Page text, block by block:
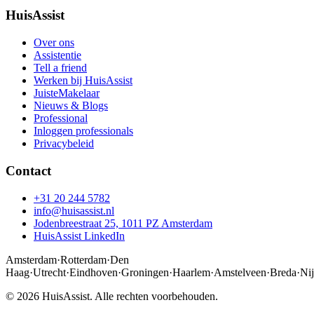
HuisAssist
Over ons
Assistentie
Tell a friend
Werken bij HuisAssist
JuisteMakelaar
Nieuws & Blogs
Professional
Inloggen professionals
Privacybeleid
Contact
+31 20 244 5782
info@huisassist.nl
Jodenbreestraat 25, 1011 PZ Amsterdam
HuisAssist LinkedIn
Amsterdam·Rotterdam·Den
Haag·Utrecht·Eindhoven·Groningen·Haarlem·Amstelveen·Breda·
© 2026 HuisAssist. Alle rechten voorbehouden.